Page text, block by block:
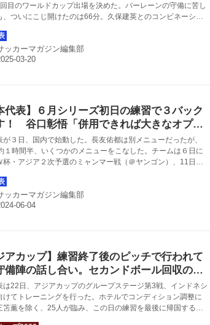
目のワールドカップ出場を決めた。バーレーンの守備に苦し
、ついにこじ開けたのは66分。久保建英とのコンビネーショ
ッカーマガジン編集部
代表】６月シリーズ初日の練習で３バック
！ 谷口彰悟「併用できれば大きなオプシ
なる」
が３日、国内で始動した。長友佑都は別メニューだったが、
１時間半、いくつかのメニューをこなした。チームは６日に
杯・アジア２次予選のミャンマー戦（＠ヤンゴン）、11日に
ッカーマガジン編集部
アカップ】練習終了後のピッチで行われて
備陣の話し合い。セカンドボール回収のた
、やるべきこととは？
は22日、アジアカップのグループステージ第3戦、インドネシ
けてトレーニングを行った。ホテルでコンディション調整に
笘薫を除く、25人が臨み、この日の練習を最後に帰国する４